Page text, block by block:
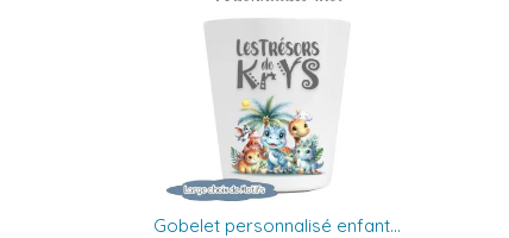
Gobelet personnalisé enfant...